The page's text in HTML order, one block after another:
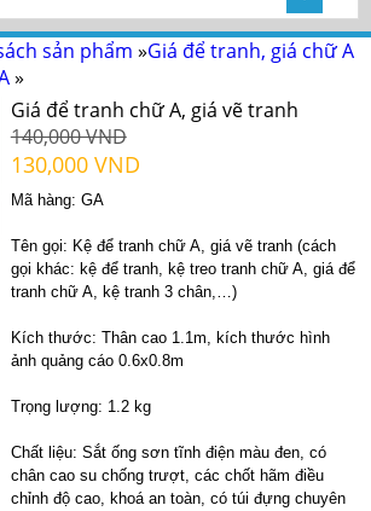
sản phẩm »Giá để tranh, giá chữ A
»
Giá để tranh chữ A, giá vẽ tranh
140,000 VND
130,000 VND
Mã hàng: GA
Tên gọi: Kệ để tranh chữ A, giá vẽ tranh (cách
gọi khác: kệ để tranh, kệ treo tranh chữ A, giá để
tranh chữ A, kệ tranh 3 chân,…)
Kích thước: Thân cao 1.1m, kích thước hình
ảnh quảng cáo 0.6x0.8m
Trọng lượng: 1.2kg
Chất liệu: Sắt ống sơn tĩnh điện màu đen, có
chân cao su chống trượt, các chốt hãm điều
chỉnh độ cao, khoá an toàn, có túi đựng chuyên